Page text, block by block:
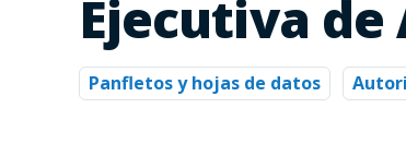
Ejecutiva
Panfletos y hojas de datos